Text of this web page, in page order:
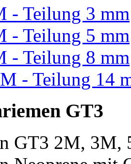
- Teilung 3 mm
- Teilung 5 mm
- Teilung 8 mm
- Teilung 14
GT3
GT3 2M, 3M,